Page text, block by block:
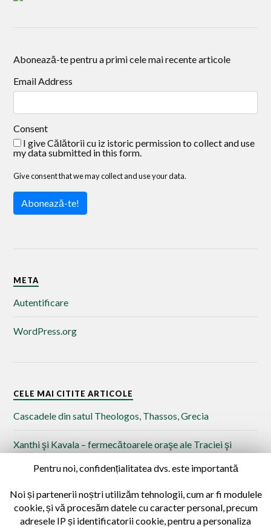
Abonează-te pentru a primi cele mai recente articole
Email Address
Consent
I give Călătorii cu iz istoric permission to collect and use
my data submitted in this form.
Give consent that we may collect and use your data.
Abonează-te!
META
Autentificare
WordPress.org
CELE MAI CITITE ARTICOLE
Cascadele din satul Theologos, Thassos, Grecia
Xanthi şi Kavala – fermecătoarele oraşe ale Traciei şi
Drumeție prin satul Potamia, Insula Thassos, Grecia
Pentru noi, confidențialitatea dvs. este importantă
Noi și partenerii noștri utilizăm tehnologii, cum ar fi modulele
cookie, și vă procesăm datele cu caracter personal, precum
adresele IP și identificatorii cookie, pentru a personaliza